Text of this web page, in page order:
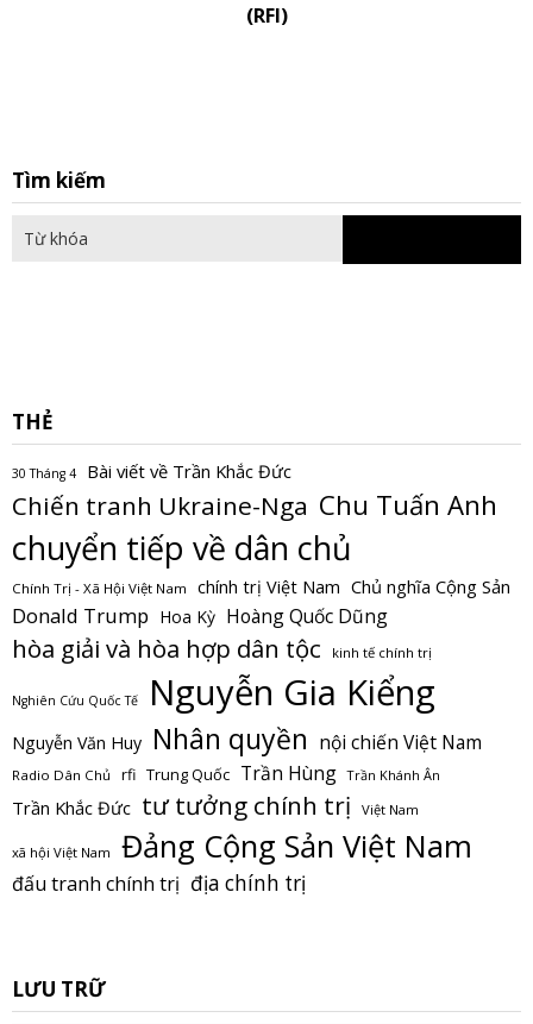
(RFI)
Tìm kiếm
THẺ
30 Tháng 4 Bài viết về Trần Khắc Đức
Chiến tranh Ukraine-Nga Chu Tuấn Anh
chuyển tiếp về dân chủ
Chính Trị - Xã Hội Việt Nam chính trị Việt Nam Chủ nghĩa Cộng Sản
Donald Trump Hoa Kỳ Hoàng Quốc Dũng
hòa giải và hòa hợp dân tộc kinh tế chính trị
Nghiên Cứu Quốc Tế Nguyễn Gia Kiểng
Nguyễn Văn Huy Nhân quyền nội chiến Việt Nam
Radio Dân Chủ rfi Trung Quốc Trần Hùng Trần Khánh Ân
Trần Khắc Đức tư tưởng chính trị Việt Nam
xã hội Việt Nam Đảng Cộng Sản Việt Nam
đấu tranh chính trị địa chính trị
LƯU TRỮ